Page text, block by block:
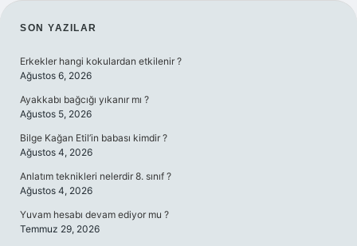
SIDEBAR
SON YAZILAR
Erkekler hangi kokulardan etkilenir ?
Ağustos 6, 2026
Ayakkabı bağcığı yıkanır mı ?
Ağustos 5, 2026
Bilge Kağan Etil’in babası kimdir ?
Ağustos 4, 2026
Anlatım teknikleri nelerdir 8. sınıf ?
Ağustos 4, 2026
Yuvam hesabı devam ediyor mu ?
Temmuz 29, 2026